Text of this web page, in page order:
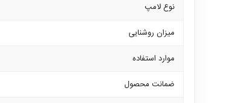
نوع لامپ
میزان روشنایی
موارد استفاده
ضمانت محصول